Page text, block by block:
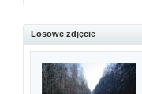
Losowe zdjęcie